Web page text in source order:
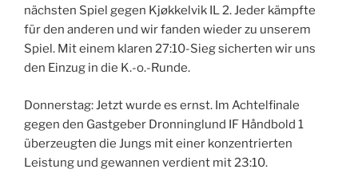
nächsten Spiel gegen Kjøkkelvik IL 2. Jeder kämpfte
für den anderen und wir fanden wieder zu unserem
Spiel. Mit einem klaren 27:10-Sieg sicherten wir uns
den Einzug in die K.-o.-Runde.
Donnerstag: Jetzt wurde es ernst. Im Achtelfinale
gegen den Gastgeber Dronninglund IF Håndbold 1
überzeugten die Jungs mit einer konzentrierten
Leistung und gewannen verdient mit 23:10.